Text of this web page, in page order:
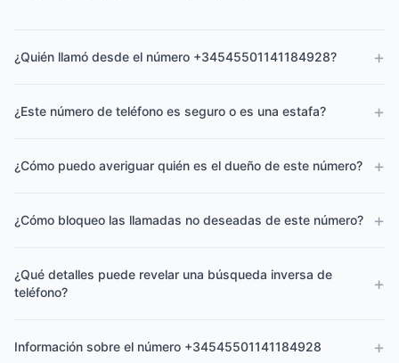
¿Quién llamó desde el número +34545501141184928? +
¿Este número de teléfono es seguro o es una estafa? +
¿Cómo puedo averiguar quién es el dueño de este número? +
¿Cómo bloqueo las llamadas no deseadas de este número? +
¿Qué detalles puede revelar una búsqueda inversa de
teléfono?
+
Información sobre el número +34545501141184928 +